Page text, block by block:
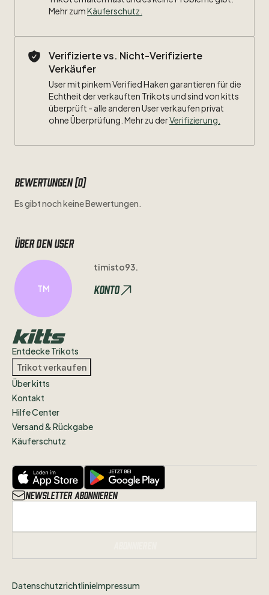
Mehr zumKäuferschutz
Verifizierte vs. Nicht-Verifizierte
Verkäufer
User mit pinkem Verified Haken garantieren für die
Echtheit der verkauften Trikots und sind von kitts
überprüft - alle anderen User verkaufen privat
ohne Überprüfung. Mehr zu derVerifizierung.
Bewertungen (0)
Es gibt noch keine Bewertungen.
Über den user
TM
timisto93.
Konto
Entdecke Trikots
Trikot verkaufen
Über kitts
Kontakt
Hilfe Center
Versand & Rückgabe
Käuferschutz
Newsletter abonnieren
DatenschutzrichtlinieImpressum